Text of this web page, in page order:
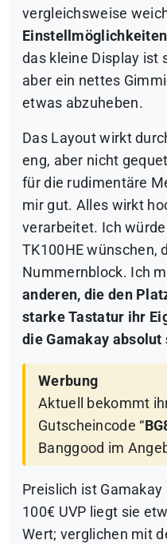
vergleichsweise
das kleine Display ist
aber ein nettes
etwas abzuheben.
Das Layout wirkt
eng, aber nicht
für die rudimentäre
mir gut. Alles wirkt
verarbeitet. Ich
TK100HE wünschen,
Nummernblock. Ich
anderen, die den
starke Tastatur ihr
die Gamakay absolut
Werbung
Aktuell bekommt
Gutscheincode “
Banggood im
Preislich ist
100€ UVP liegt sie
Wert; verglichen mit